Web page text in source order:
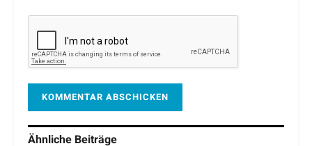
Ähnliche Beiträge